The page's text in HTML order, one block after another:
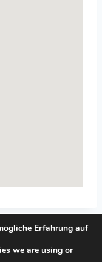
Erfahrung auf
we are using or